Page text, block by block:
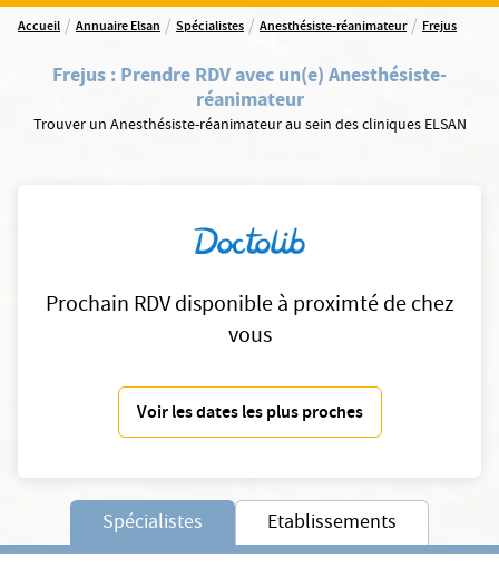
Accueil / Annuaire Elsan / Spécialistes / Anesthésiste-réanimateur / Frejus
Frejus : Prendre RDV avec un(e) Anesthésiste-
réanimateur
Trouver un Anesthésiste-réanimateur au sein des cliniques ELSAN
Prochain RDV disponible à proximté de chez
vous
Voir les dates les plus proches
Spécialistes Etablissements